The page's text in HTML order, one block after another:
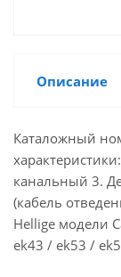
Описание
Каталожный
канальный 3.
(кабель
Hellige модели
ek43 / ek53 /